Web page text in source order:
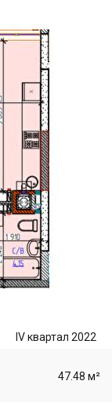
IV квартал 2022
47.48 м²